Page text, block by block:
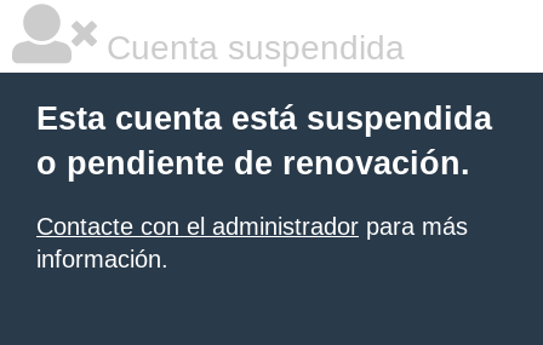
Cuenta suspendida
Esta cuenta está suspendida
o pendiente de renovación.
Contacte con el administrador para más
información.